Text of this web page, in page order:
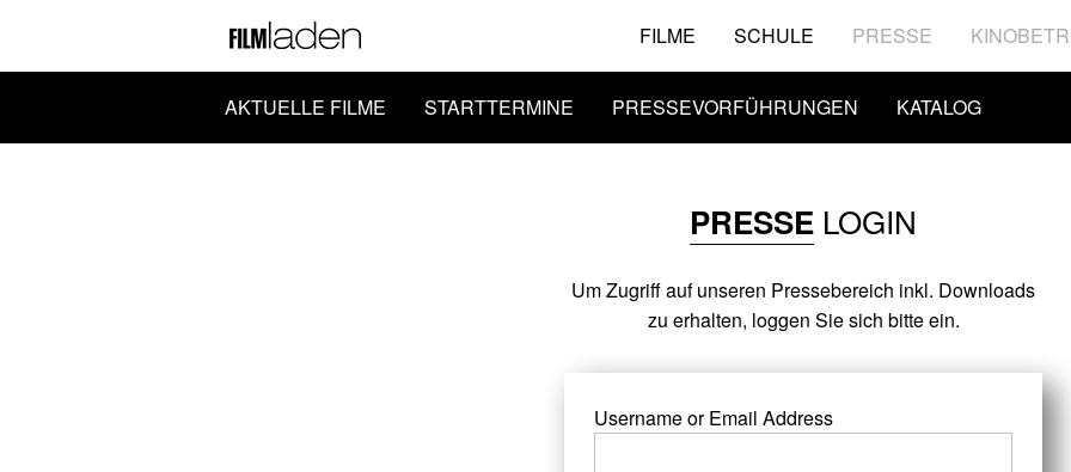
FILME SCHULE PRESSE
AKTUELLE FILME STARTTERMINE PRESSEVORFÜHRUNGEN KATALOG
PRESSE LOGIN
Um Zugriff auf unseren Pressebereich inkl. Downloads
zu erhalten, loggen Sie sich bitte ein.
Username or Email Address